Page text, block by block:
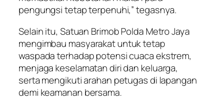
pengungsi tetap terpenuhi,” tegasnya.
Selain itu, Satuan Brimob Polda Metro Jaya
mengimbau masyarakat untuk tetap
waspada terhadap potensi cuaca ekstrem,
menjaga keselamatan diri dan keluarga,
serta mengikuti arahan petugas di lapangan
demi keamanan bersama.